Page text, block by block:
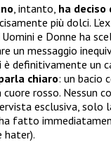
, intanto, ha deciso
più dolci.
e Donne ha
un messaggio
è definitivamente un
chiaro: un bacio
cuore rosso. Nessun
esclusiva, solo
fatto
hater).